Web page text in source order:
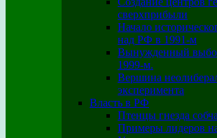
сверхприбыли
Начало
над РФ в 1991-м
Вынужденный
1999-м.
Вершина
эксперимента
Власть в РФ
Птенцы гнезда
Примеры лидеров